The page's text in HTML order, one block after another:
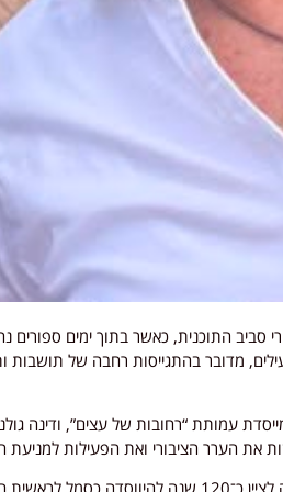
מדובר בהתגייסות רחבה של תושבות
עמותת “רחובות של עצים”, ודינה
את הערר הציבורי ואת הפעילות למניעת